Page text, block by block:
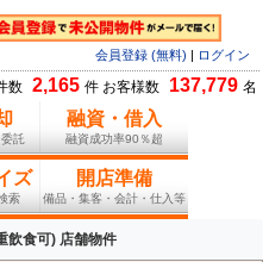
会員登録 (無料) ログイン
数 2,165 件 お客様数 137,779 名
託
融資・借入
融資成功率90％超
ズ
索
開店準備
備品・集客・会計・仕入等
飲食可) 店舗物件